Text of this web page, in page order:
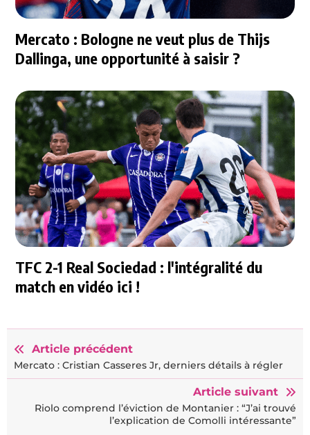
Mercato : Bologne ne veut plus de Thijs
Dallinga, une opportunité à saisir ?
TFC 2-1 Real Sociedad : l'intégralité du
match en vidéo ici !
Article précédent
Mercato : Cristian Casseres Jr, derniers détails à régler
Article suivant
Riolo comprend l’éviction de Montanier : “J’ai trouvé
l’explication de Comolli intéressante”